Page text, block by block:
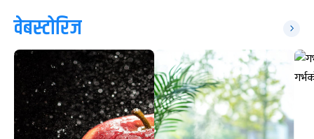
वेबस्टोरिज